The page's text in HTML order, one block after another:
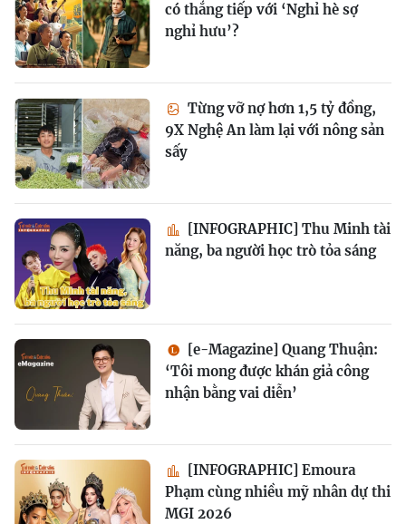
có thắng tiếp với ‘Nghỉ hè sợ
nghỉ hưu’?
Từng vỡ nợ hơn 1,5 tỷ đồng,
9X Nghệ An làm lại với nông sản
sấy
[INFOGRAPHIC] Thu Minh tài
năng, ba người học trò tỏa sáng
[e-Magazine] Quang Thuận:
‘Tôi mong được khán giả công
nhận bằng vai diễn’
[INFOGRAPHIC] Emoura
Phạm cùng nhiều mỹ nhân dự thi
MGI 2026